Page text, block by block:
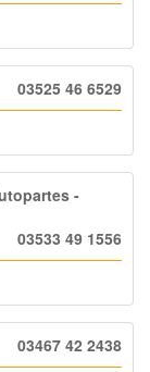
03525 46 6529
-
03533 49 1556
03467 42 2438